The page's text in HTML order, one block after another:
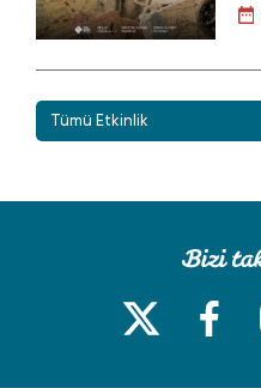
Tümü Etkinlik